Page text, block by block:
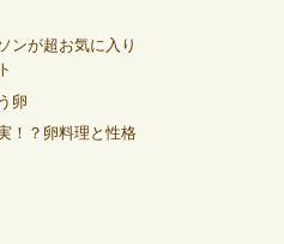
ンが超お気に入り
卵
！？卵料理と性格